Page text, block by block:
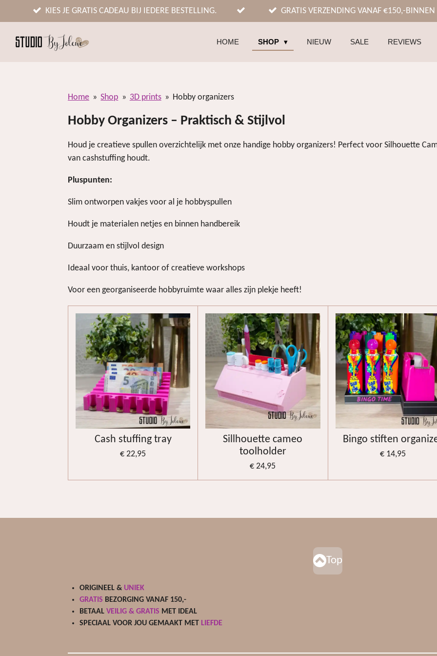
direct
naar
KIES JE GRATIS CADEAU BIJ IEDERE BESTELLING. GRATIS VERZENDING VANAF €150,-
HOME SHOP NIEUW SALE REVIEWS
Home » Shop » 3D prints » Hobby organizers
Hobby Organizers – Praktisch & Stijlvol
Houd je creatieve spullen overzichtelijk met onze handige hobby organizers! Perfect voor Silhouette
van cashstuffing houdt.
Pluspunten:
Slim ontworpen vakjes voor al je hobbyspullen
Houdt je materialen netjes en binnen handbereik
Duurzaam en stijlvol design
Ideaal voor thuis, kantoor of creatieve workshops
Voor een georganiseerde hobbyruimte waar alles zijn plekje heeft!
Cash stuffing tray
€ 22,95
Sillhouette cameo
toolholder
€ 24,95
Bingo stiften
€ 14,95
Top
ORIGINEEL & UNIEK
GRATIS BEZORGING VANAF 150,-
BETAAL VEILIG & GRATIS MET IDEAL
SPECIAAL VOOR JOU GEMAAKT MET LIEFDE